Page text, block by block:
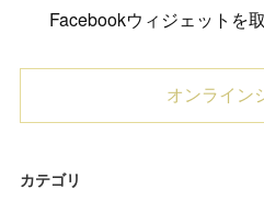
Facebookウィジェットを
オンライン
カテゴリ